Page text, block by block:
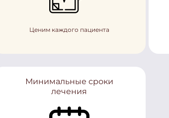
Ценим каждого пациента
Минимальные сроки
лечения